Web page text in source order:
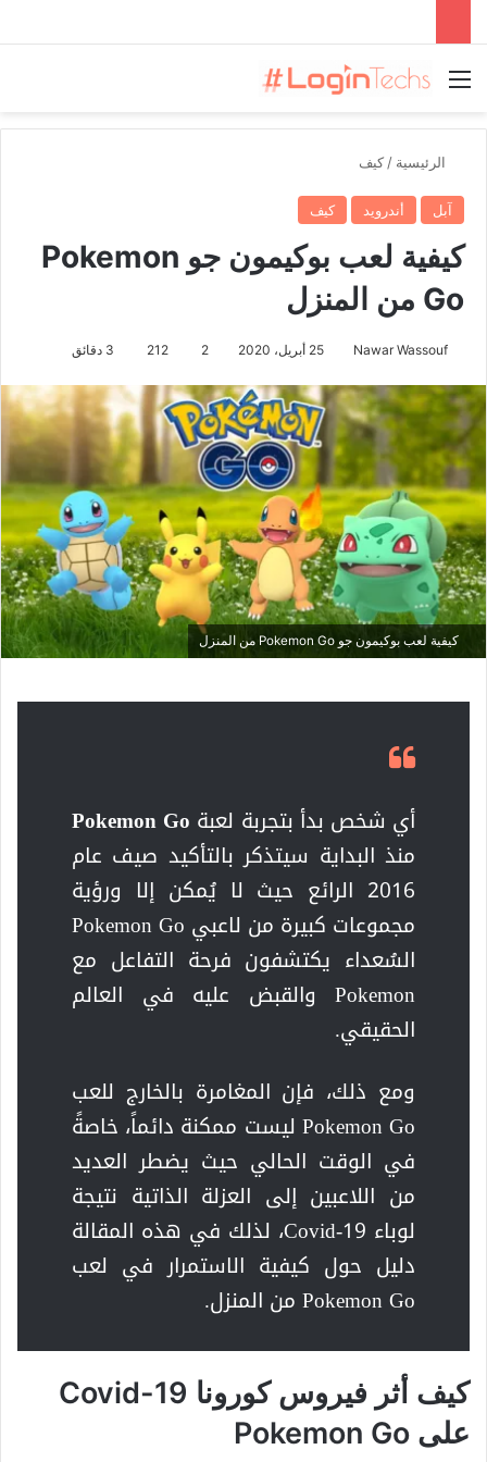
القائمة
الرئيسية /كيف
آبل أندرويد كيف
كيفية لعب بوكيمون جو Pokemon
Go من المنزل
Nawar Wassouf 25 أبريل، 2020 2
212
كيفية لعب بوكيمون جو Pokemon Go من المنزل
أي شخص بدأ بتجربة لعبة Pokemon Go
منذ البداية سيتذكر بالتأكيد صيف عام
2016 الرائع حيث لا يُمكن إلا ورؤية
مجموعات كبيرة من لاعبي Pokemon Go
السُعداء يكتشفون فرحة التفاعل مع
Pokemon والقبض عليه في العالم
الحقيقي.
ومع ذلك، فإن المغامرة بالخارج للعب
Pokemon Go ليست ممكنة دائماً، خاصةً
في الوقت الحالي حيث يضطر العديد
من اللاعبين إلى العزلة الذاتية نتيجة
لوباء Covid-19، لذلك في هذه المقالة
دليل حول كيفية الاستمرار في لعب
Pokemon Go من المنزل.
كيف أثر فيروس كورونا Covid-19
على Pokemon Go